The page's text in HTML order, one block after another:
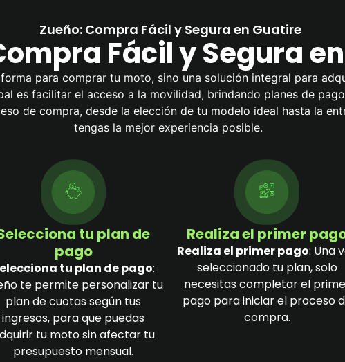
Zueño: Compra Fácil y Segura en Guatire
Fácil y Segura
para comprar tu moto, sino una solución integral para
es facilitar el acceso a la movilidad, brindando planes de
de compra, desde la elección de tu modelo ideal hasta la
tengas la mejor experiencia posible.
tu plan de
pago
tu plan de pago:
te permite personalizar tu
plan de cuotas según tus
ingresos, para que puedas
tu moto sin afectar tu
presupuesto mensual.
Realiza el primer
Realiza el primer pago: Una
seleccionado tu plan, solo
necesitas completar el
pago para iniciar el proceso
compra.